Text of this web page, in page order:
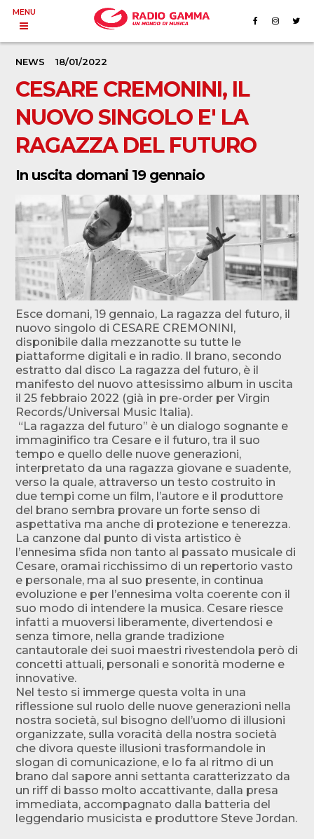
MENU
NEWS 18/01/2022
CESARE CREMONINI, IL
NUOVO SINGOLO E' LA
RAGAZZA DEL FUTURO
In uscita domani 19 gennaio
Esce domani, 19 gennaio, La ragazza del futuro, il
nuovo singolo di CESARE CREMONINI,
disponibile dalla mezzanotte su tutte le
piattaforme digitali e in radio. Il brano, secondo
estratto dal disco La ragazza del futuro, è il
manifesto del nuovo attesissimo album in uscita
il 25 febbraio 2022 (già in pre-order per Virgin
Records/Universal Music Italia).
“La ragazza del futuro” è un dialogo sognante e
immaginifico tra Cesare e il futuro, tra il suo
tempo e quello delle nuove generazioni,
interpretato da una ragazza giovane e suadente,
verso la quale, attraverso un testo costruito in
due tempi come un film, l’autore e il produttore
del brano sembra provare un forte senso di
aspettativa ma anche di protezione e tenerezza.
La canzone dal punto di vista artistico è
l’ennesima sfida non tanto al passato musicale di
Cesare, oramai ricchissimo di un repertorio vasto
e personale, ma al suo presente, in continua
evoluzione e per l’ennesima volta coerente con il
suo modo di intendere la musica. Cesare riesce
infatti a muoversi liberamente, divertendosi e
senza timore, nella grande tradizione
cantautorale dei suoi maestri rivestendola però di
concetti attuali, personali e sonorità moderne e
innovative.
Nel testo si immerge questa volta in una
riflessione sul ruolo delle nuove generazioni nella
nostra società, sul bisogno dell’uomo di illusioni
organizzate, sulla voracità della nostra società
che divora queste illusioni trasformandole in
slogan di comunicazione, e lo fa al ritmo di un
brano dal sapore anni settanta caratterizzato da
un riff di basso molto accattivante, dalla presa
immediata, accompagnato dalla batteria del
leggendario musicista e produttore Steve Jordan.